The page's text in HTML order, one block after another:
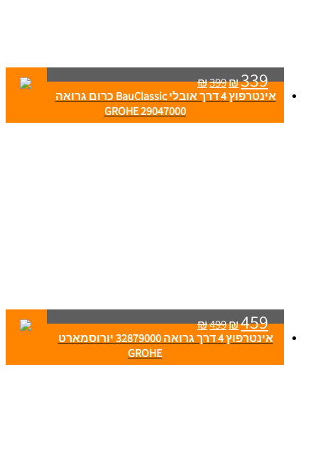
₪399₪339
אינטרפוץ 4 דרך אובלי BauClassic כרום גרואה
29047000 GROHE
₪499₪459
אינטרפוץ 4 דרך גרואה 32879000 יורוסמארט
GROHE